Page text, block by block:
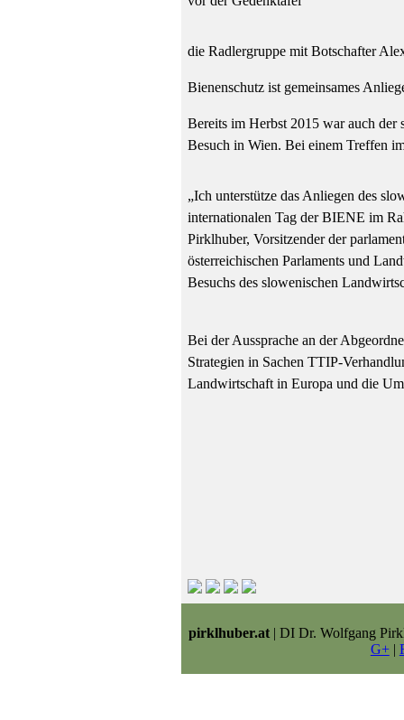
die Radlergruppe mit Botschafter
Bienenschutz ist gemeinsames
Bereits im Herbst 2015 war auch
Besuch in Wien. Bei einem Treffen
„Ich unterstütze das Anliegen des
internationalen Tag der BIENE im
Pirklhuber, Vorsitzender der
österreichischen Parlaments und
Besuchs des slowenischen
Bei der Aussprache an der
Strategien in Sachen TTIP-
Landwirtschaft in Europa und die
pirklhuber.at | DI Dr. Wolfgang
G+|